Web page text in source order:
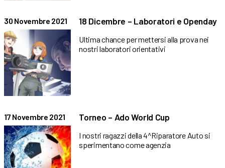
30 Novembre 2021 18 Dicembre – Laboratori e Openday
Ultima chance per mettersi alla prova nei
nostri laboratori orientativi
17 Novembre 2021 Torneo – Ado World Cup
I nostri ragazzi della 4^Riparatore Auto si
sperimentano come agenzia